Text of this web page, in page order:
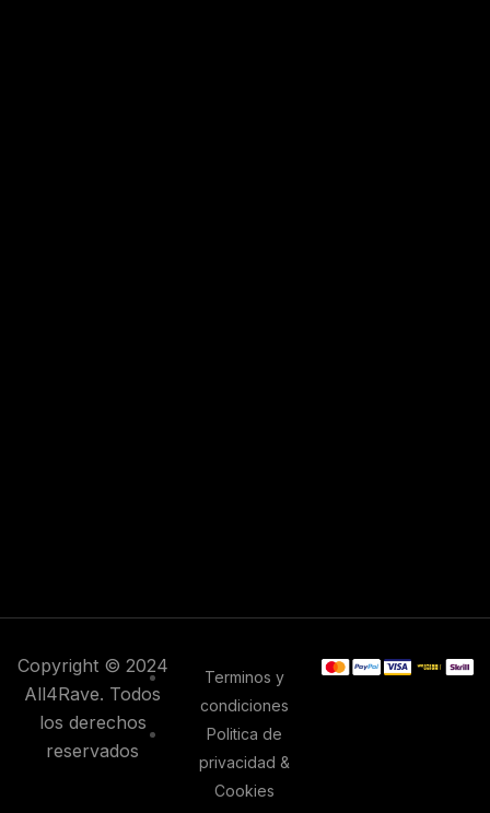
Copyright © 2024
All4Rave. Todos
los derechos
reservados
Terminos y
condiciones
Politica de
privacidad &
Cookies